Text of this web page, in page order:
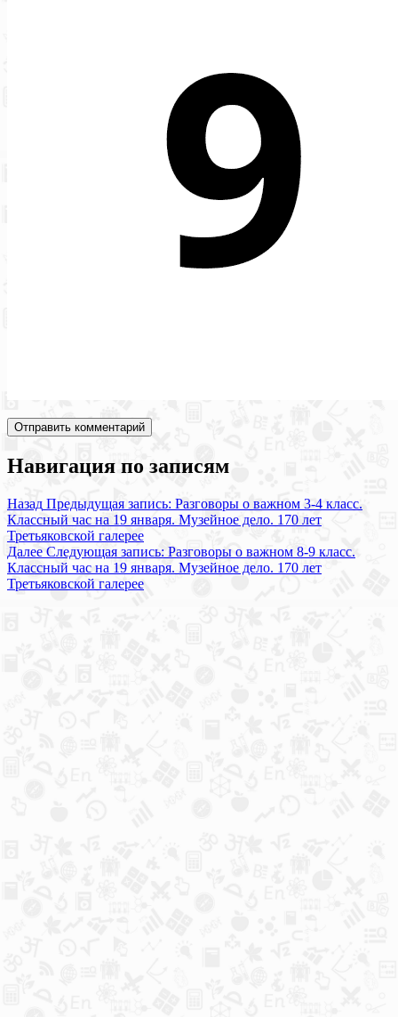
Навигация по записям
Назад Предыдущая запись: Разговоры о важном 3-4 класс.
Классный час на 19 января. Музейное дело. 170 лет
Третьяковской галерее
Далее Следующая запись: Разговоры о важном 8-9 класс.
Классный час на 19 января. Музейное дело. 170 лет
Третьяковской галерее